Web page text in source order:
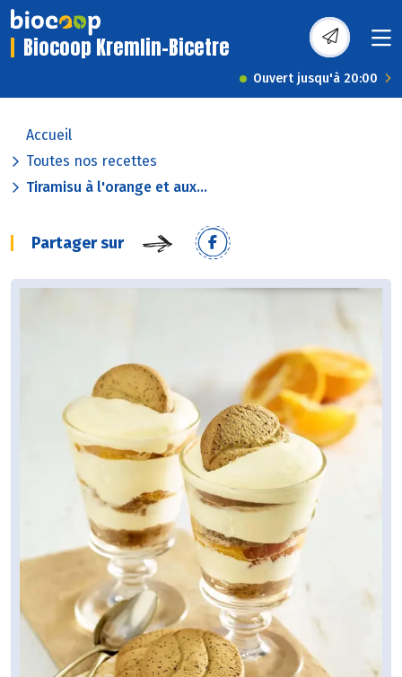
Biocoop Kremlin-Bicetre
Ouvert jusqu'à 20:00
Accueil
Toutes nos recettes
Tiramisu à l'orange et aux...
Partager sur